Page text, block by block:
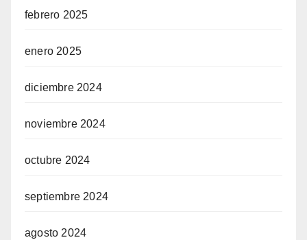
febrero 2025
enero 2025
diciembre 2024
noviembre 2024
octubre 2024
septiembre 2024
agosto 2024